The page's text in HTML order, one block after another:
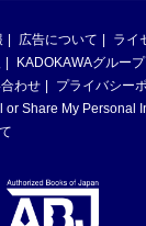
広告について
ライ
KADOKAWAグループ
わせ
プライバシー
or Share My Personal